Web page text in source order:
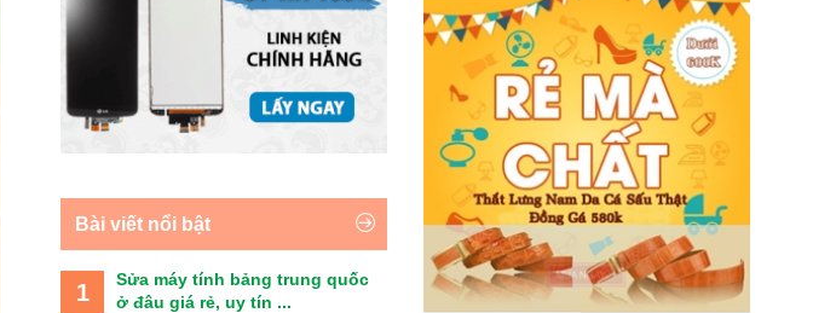
Bài viết nổi bật
1
Sửa máy tính bảng trung quốc
ở đâu giá rẻ, uy tín ...